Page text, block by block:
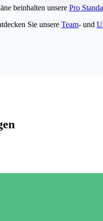
beinhalten unsere Pro
Sie unsere Team- und